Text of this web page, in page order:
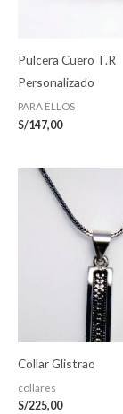
Pulcera Cuero T.R
Personalizado
PARA ELLOS
S/147,00
Collar Glistrao
collares
S/225,00